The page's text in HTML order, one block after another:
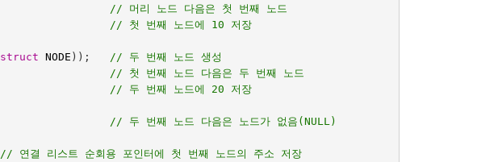
// 머리 노드 다음은 첫 번째 노드
// 첫 번째 노드에 10 저장
struct NODE ));
// 두 번째 노드 생성
// 첫 번째 노드 다음은 두 번째 노드
// 두 번째 노드에 20 저장
// 두 번째 노드 다음은 노드가 없음(NULL)
// 연결 리스트 순회용 포인터에 첫 번째 노드의 주소 저장